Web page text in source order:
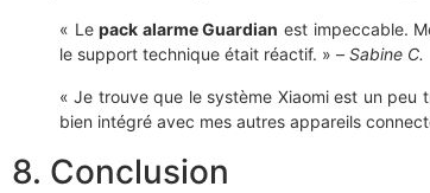
« Lepack alarme Guardian est impeccable.
le support technique était réactif. » – Sabine C.
« Je trouve que le système Xiaomi est un peu
bien intégré avec mes autres appareils
8. Conclusion